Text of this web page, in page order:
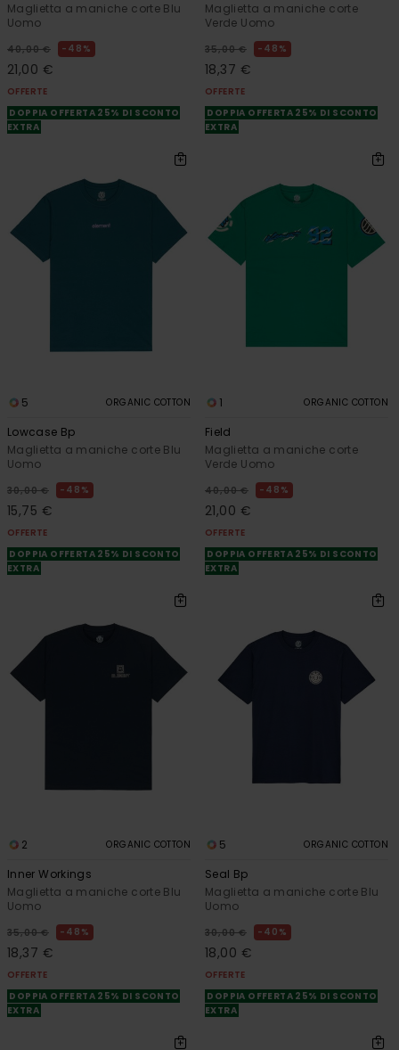
Maglietta a maniche corte Blu
Uomo
40,00 € 48%
21,00 €
OFFERTE
DOPPIA OFFERTA 25% DI SCONTO
EXTRA
Maglietta a maniche corte
Verde Uomo
35,00 € 48%
18,37 €
OFFERTE
DOPPIA OFFERTA 25% DI SCONTO
EXTRA
5 ORGANIC COTTON
Lowcase Bp
Maglietta a maniche corte Blu
Uomo
30,00 € 48%
15,75 €
OFFERTE
DOPPIA OFFERTA 25% DI SCONTO
EXTRA
1 ORGANIC COTTON
Field
Maglietta a maniche corte
Verde Uomo
40,00 € 48%
21,00 €
OFFERTE
DOPPIA OFFERTA 25% DI SCONTO
EXTRA
2 ORGANIC COTTON
Inner Workings
Maglietta a maniche corte Blu
Uomo
35,00 € 48%
18,37 €
OFFERTE
DOPPIA OFFERTA 25% DI SCONTO
EXTRA
5 ORGANIC COTTON
Seal Bp
Maglietta a maniche corte Blu
Uomo
30,00 € 40%
18,00 €
OFFERTE
DOPPIA OFFERTA 25% DI SCONTO
EXTRA